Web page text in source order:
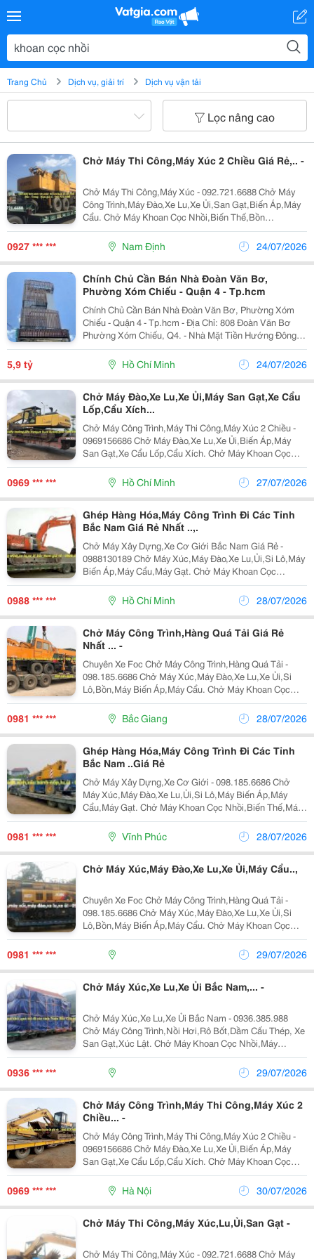
Trang Chủ Dịch vụ, giải trí Dịch vụ vận tải
Lọc nâng cao
Chở Máy Thi Công,Máy Xúc 2 Chiều Giá Rẻ,.. -
Chở Máy Thi Công,Máy Xúc - 092.721.6688 Chở Máy
Công Trình,Máy Đào,Xe Lu,Xe Ủi,San Gạt,Biến Áp,Máy
Cẩu. Chở Máy Khoan Cọc Nhồi,Biến Thế,Bồn
Tròn,Lu,Hàng Quá Khổ,Quá Tải Nhận Chở Ghép Hàng
Hóa,Máy Công Trình Đi Các Tỉnh Bắc Nam Giá Rẻ Liên
0927 *** *** Nam Định 24/07/2026
Chính Chủ Cần Bán Nhà Đoàn Văn Bơ,
Phường Xóm Chiếu - Quận 4 - Tp.hcm
Chính Chủ Cần Bán Nhà Đoàn Văn Bơ, Phường Xóm
Chiếu - Quận 4 - Tp.hcm - Địa Chỉ: 808 Đoàn Văn Bơ
Phường Xóm Chiếu, Q4. - Nhà Mặt Tiền Hướng Đông
Bắc, Diện Tích Đất 40M2. Thiết Kế 1 Trệt, 4 Lầu, Nhà
Đẹp Và Chắc Chắn (Móng Khoan Cọc Nhồi ) 8...
5,9 tỷ Hồ Chí Minh 24/07/2026
Chở Máy Đào,Xe Lu,Xe Ủi,Máy San Gạt,Xe Cẩu
Lốp,Cẩu Xích...
Chở Máy Công Trình,Máy Thi Công,Máy Xúc 2 Chiều -
0969156686 Chở Máy Đào,Xe Lu,Xe Ủi,Biến Áp,Máy
San Gạt,Xe Cẩu Lốp,Cẩu Xích. Chở Máy Khoan Cọc
Nhồi,Biến Thế,Bồn Tròn,Lu,Hàng Quá Khổ,Quá Tải.
Nhận Chở Ghép Hàng,Máy Công Trình Đi Các Tỉnh
0969 *** *** Hồ Chí Minh 27/07/2026
Ghép Hàng Hóa,Máy Công Trình Đi Các Tỉnh
Bắc Nam Giá Rẻ Nhất ..,.
Chở Máy Xây Dựng,Xe Cơ Giới Bắc Nam Giá Rẻ -
0988130189 Chở Máy Xúc,Máy Đào,Xe Lu,Ủi,Si Lô,Máy
Biến Áp,Máy Cẩu,Máy Gạt. Chở Máy Khoan Cọc
Nhồi,Biến Thế,Máy San,Bồn,Lu,Hàng Quá Khổ. Nhận
Ghép Hàng Hóa,Máy Công Trình Đi Các Tỉnh Bắc Nam
Giá Rẻ ...
0988 *** *** Hồ Chí Minh 28/07/2026
Chở Máy Công Trình,Hàng Quá Tải Giá Rẻ
Nhất ... -
Chuyên Xe Foc Chở Máy Công Trình,Hàng Quá Tải -
098.185.6686 Chở Máy Xúc,Máy Đào,Xe Lu,Xe Ủi,Si
Lô,Bồn,Máy Biến Áp,Máy Cẩu. Chở Máy Khoan Cọc
Nhồi,Biến Thế,Bồn Tròn,Lu Tròn,Hàng Quá Khổ. Nhận
Chở Ghép Hàng Hóa,Máy Công Trình Đi Các Tỉnh Bắc
0981 *** *** Bắc Giang 28/07/2026
Ghép Hàng Hóa,Máy Công Trình Đi Các Tỉnh
Bắc Nam ..Giá Rẻ
Chở Máy Xây Dựng,Xe Cơ Giới - 098.185.6686 Chở
Máy Xúc,Máy Đào,Xe Lu,Ủi,Si Lô,Máy Biến Áp,Máy
Cẩu,Máy Gạt. Chở Máy Khoan Cọc Nhồi,Biến Thế,Máy
San,Bồn Tròn,Lu,Hàng Quá Khổ. Nhận Chở Ghép Hàng
Hóa,Máy Công Trình Đi Các Tỉnh Bắc Nam Giá Rẻ
0981 *** *** Vĩnh Phúc 28/07/2026
Chở Máy Xúc,Máy Đào,Xe Lu,Xe Ủi,Máy Cẩu..,
Chuyên Xe Foc Chở Máy Công Trình,Hàng Quá Tải -
098.185.6686 Chở Máy Xúc,Máy Đào,Xe Lu,Xe Ủi,Si
Lô,Bồn,Máy Biến Áp,Máy Cẩu. Chở Máy Khoan Cọc
Nhồi,Biến Thế,Bồn Tròn,Lu Tròn,Hàng Quá Khổ. Nhận
Chở Ghép Hàng Hóa,Máy Công Trình Đi Các Tỉnh Bắc
0981 *** *** 29/07/2026
Chở Máy Xúc,Xe Lu,Xe Ủi Bắc Nam,... -
Chở Máy Xúc,Xe Lu,Xe Ủi Bắc Nam - 0936.385.988
Chở Máy Công Trình,Nồi Hơi,Rô Bốt,Dầm Cấu Thép, Xe
San Gạt,Xúc Lật. Chở Máy Khoan Cọc Nhồi,Máy
Nghiền Đá,Trạm Trộn,Biến Thế. Nhận Chở Ghép Hàng
Hóa Máy Công Trình Đi Các Tỉnh Nam Bắc Giá Rẻ
0936 *** *** 29/07/2026
Chở Máy Công Trình,Máy Thi Công,Máy Xúc 2
Chiều... -
Chở Máy Công Trình,Máy Thi Công,Máy Xúc 2 Chiều -
0969156686 Chở Máy Đào,Xe Lu,Xe Ủi,Biến Áp,Máy
San Gạt,Xe Cẩu Lốp,Cẩu Xích. Chở Máy Khoan Cọc
Nhồi,Biến Thế,Bồn Tròn,Lu,Hàng Quá Khổ,Quá Tải.
Nhận Chở Ghép Hàng,Máy Công Trình Đi Các Tỉnh
0969 *** *** Hà Nội 30/07/2026
Chở Máy Thi Công,Máy Xúc,Lu,Ủi,San Gạt -
Chở Máy Thi Công,Máy Xúc - 092.721.6688 Chở Máy